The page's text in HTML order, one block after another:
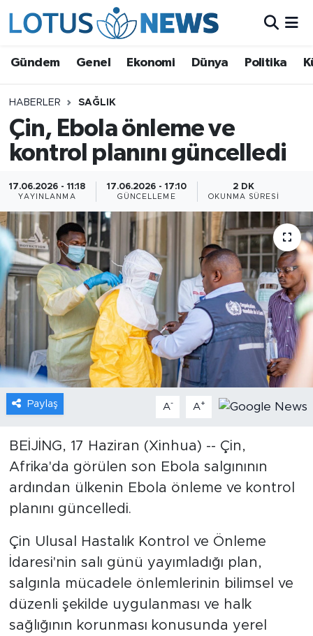
Gündem Genel Ekonomi Dünya Politika
HABERLER SAĞLIK
Çin, Ebola önleme ve
kontrol planını güncelledi
17.06.2026 - 11:18
YAYINLANMA
17.06.2026 - 17:10
GÜNCELLEME
2 DK
OKUNMA SÜRESI
Paylaş A- A+
BEİJİNG, 17 Haziran (Xinhua) -- Çin,
Afrika'da görülen son Ebola salgınının
ardından ülkenin Ebola önleme ve kontrol
planını güncelledi.
Çin Ulusal Hastalık Kontrol ve Önleme
İdaresi'nin salı günü yayımladığı plan,
salgınla mücadele önlemlerinin bilimsel ve
düzenli şekilde uygulanması ve halk
sağlığının korunması konusunda yerel
Ekonomi
Dünya
Politika
Kültür - Sanat ve Tarih
Yaşam
Bilim ve Teknoloji
Çin Fuarları
Gündem
Video
Sağlık
Foto Haber
Xinhua
Xinhua Türkiye